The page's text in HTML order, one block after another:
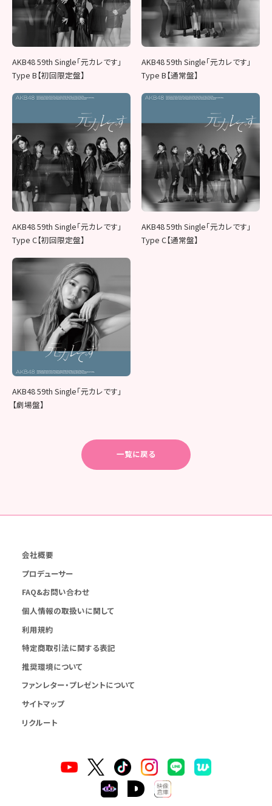
AKB48 59th Single「元カレです」
Type B【初回限定盤】
AKB48 59th Single「元カレです」
Type B【通常盤】
AKB48 59th Single「元カレです」
Type C【初回限定盤】
AKB48 59th Single「元カレです」
Type C【通常盤】
AKB48 59th Single「元カレです」
【劇場盤】
一覧に戻る
会社概要
プロデューサー
FAQ&お問い合わせ
個人情報の取扱いに関して
利用規約
特定商取引法に関する表記
推奨環境について
ファンレター・プレゼントについて
サイトマップ
リクルート